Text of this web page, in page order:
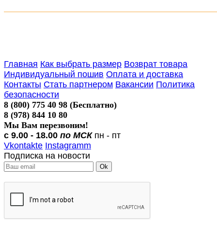
Главная Как выбрать размер Возврат товара
Индивидуальный пошив Оплата и доставка
Контакты Стать партнером Вакансии Политика
безопасности
8 (800) 775 40 98 (Бесплатно)
8 (978) 844 10 80
Мы Вам перезвоним!
с 9.00 - 18.00 по МСКпн - пт
Vkontakte Instagramm
Подписка на новости